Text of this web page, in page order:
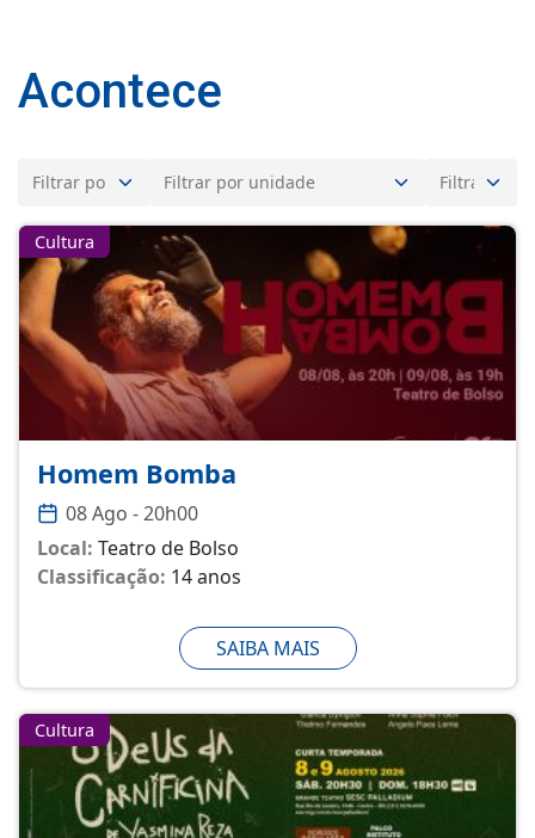
Acontece
Cultura
Homem Bomba
08 Ago - 20h00
Local: Teatro de Bolso
Classificação: 14 anos
SAIBA MAIS
Cultura